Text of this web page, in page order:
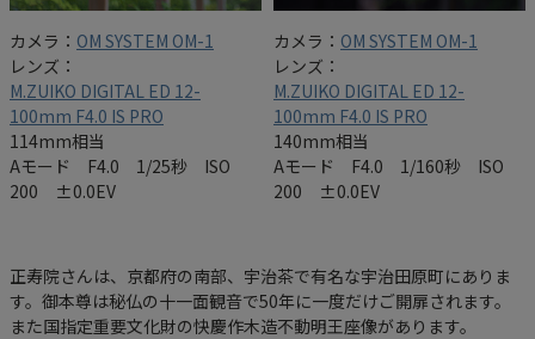
カメラ： OM SYSTEM OM-1
レンズ：
M.ZUIKO DIGITAL ED 12-
100mm F4.0 IS PRO
114mm相当
Aモード F4.0 1/25秒 ISO
200 ±0.0EV
カメラ： OM SYSTEM OM-1
レンズ：
M.ZUIKO DIGITAL ED 12-
100mm F4.0 IS PRO
140mm相当
Aモード F4.0 1/160秒 ISO
200 ±0.0EV
正寿院さんは、京都府の南部、宇治茶で有名な宇治田原町にありま
す。御本尊は秘仏の十一面観音で50年に一度だけご開扉されます。
また国指定重要文化財の快慶作木造不動明王座像があります。